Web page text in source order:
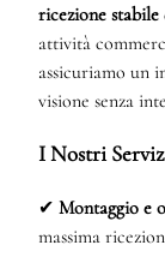
ricezione stabile
attività
assicuriamo un
visione senza
I Nostri
✔ Montaggio e
massima